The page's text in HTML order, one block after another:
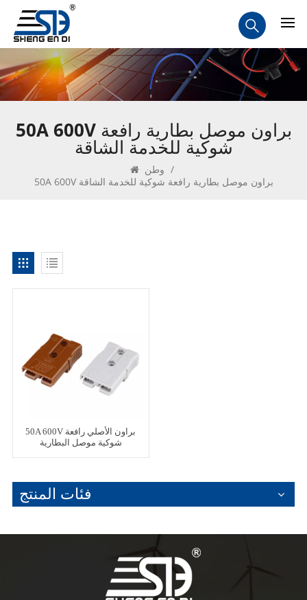
50A 600V براون موصل بطارية رافعة
شوكية للخدمة الشاقة
وطن /
50A 600V براون موصل بطارية رافعة شوكية للخدمة الشاقة
50A 600V براون الأصلي رافعة
شوكية موصل البطارية
فئات المنتج